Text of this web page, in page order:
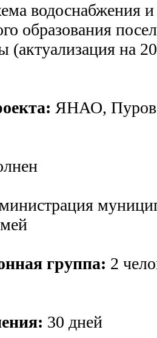
водоснабжения и
образования
(актуализация на
ЯНАО,
группа: 2
30 дней